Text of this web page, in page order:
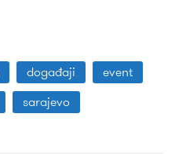
događaji
event
sarajevo